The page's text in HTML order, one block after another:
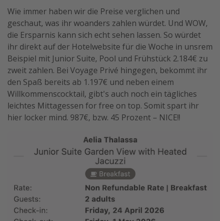
Wie immer haben wir die Preise verglichen und
geschaut, was ihr woanders zahlen würdet. Und WOW,
die Ersparnis kann sich echt sehen lassen. So würdet
ihr direkt auf der Hotelwebsite für die Woche in unsrem
Beispiel mit Junior Suite, Pool und Frühstück 2.184€ zu
zweit zahlen. Bei Voyage Privé hingegen, bekommt ihr
den Spaß bereits ab 1.197€ und neben einem
Willkommenscocktail, gibt's auch noch ein tägliches
leichtes Mittagessen for free on top. Somit spart ihr
hier locker mind. 987€, bzw. 45 Prozent – NICE!!